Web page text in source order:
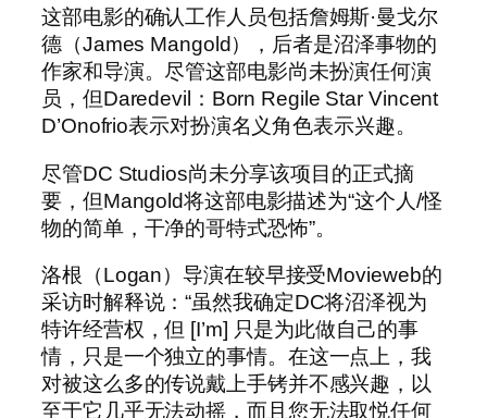
这部电影的确认工作人员包括詹姆斯·曼戈尔
德（James Mangold），后者是沼泽事物的
作家和导演。尽管这部电影尚未扮演任何演
员，但Daredevil：Born Regile Star Vincent
D’Onofrio表示对扮演名义角色表示兴趣。
尽管DC Studios尚未分享该项目的正式摘
要，但Mangold将这部电影描述为“这个人/怪
物的简单，干净的哥特式恐怖”。
洛根（Logan）导演在较早接受Movieweb的
采访时解释说：“虽然我确定DC将沼泽视为
特许经营权，但 [I’m] 只是为此做自己的事
情，只是一个独立的事情。在这一点上，我
对被这么多的传说戴上手铐并不感兴趣，以
至于它几乎无法动摇，而且您无法取悦任何